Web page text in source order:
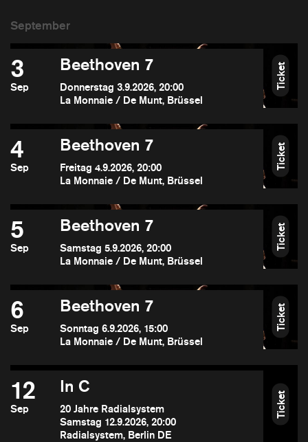
3
Sep
Beethoven 7
Donnerstag 3.9.2026, 20:00
La Monnaie / De Munt, Brüssel
Ticket
4
Sep
Beethoven 7
Freitag 4.9.2026, 20:00
La Monnaie / De Munt, Brüssel
Ticket
5
Sep
Beethoven 7
Samstag 5.9.2026, 20:00
La Monnaie / De Munt, Brüssel
Ticket
6
Sep
Beethoven 7
Sonntag 6.9.2026, 15:00
La Monnaie / De Munt, Brüssel
Ticket
12
Sep
In C
20 Jahre Radialsystem
Samstag 12.9.2026, 20:00
Radialsystem, Berlin DE
Ticket